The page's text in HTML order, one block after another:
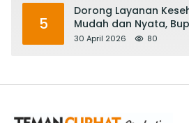
5
Dorong Layanan
Mudah dan Nyata,
Evaluasi ‘Mantap Nak
30 April 2026 80